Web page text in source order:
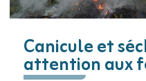
Canicule et
attention aux